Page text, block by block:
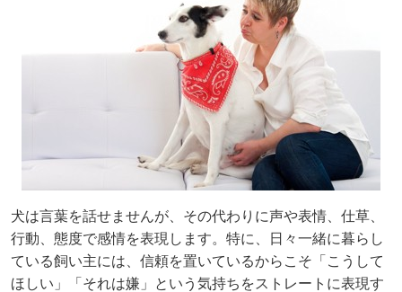
犬は言葉を話せませんが、その代わりに声や表情、仕草、
行動、態度で感情を表現します。特に、日々一緒に暮らし
ている飼い主には、信頼を置いているからこそ「こうして
ほしい」「それは嫌」という気持ちをストレートに表現す